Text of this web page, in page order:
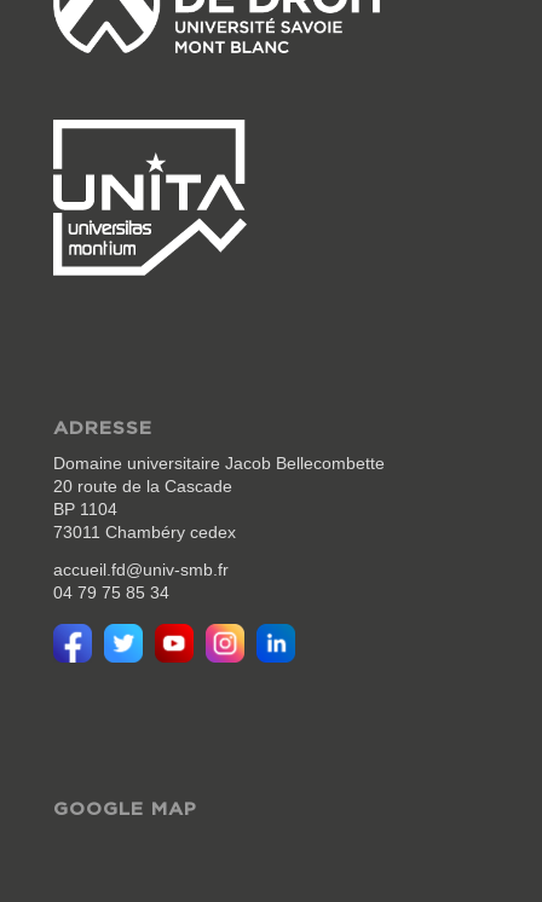
ADRESSE
Domaine universitaire Jacob Bellecombette
20 route de la Cascade
BP 1104
73011 Chambéry cedex
accueil.fd@univ-smb.fr
04 79 75 85 34
GOOGLE MAP